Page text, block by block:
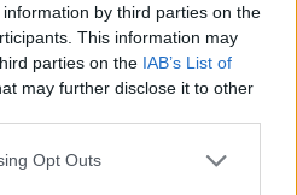
by third parties on the
This information may
parties on the IAB’s List of
may further disclose it to other
Opt Outs
αστεροειδείς του
μοιράζονται την
στα σταθερά σημεία
από επτά φορές ο